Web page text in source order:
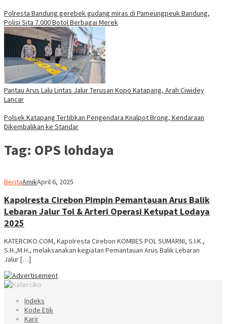
Polresta Bandung gerebek gudang miras di Pameungpeuk Bandung,
Polisi Sita 7.000 Botol Berbagai Merek
Pantau Arus Lalu Lintas Jalur Terusan Kopo Katapang, Arah Ciwidey
Lancar
Polsek Katapang Tertibkan Pengendara Knalpot Brong, Kendaraan
Dikembalikan ke Standar
Tag: OPS lohdaya
BeritaAmikApril 6, 2025
Kapolresta Cirebon Pimpin Pemantauan Arus Balik
Lebaran Jalur Tol & Arteri Operasi Ketupat Lodaya
2025
KATERCIKO.COM, Kapolresta Cirebon KOMBES POL SUMARNI, S.I.K.,
S.H.,M.H., melaksanakan kegiatan Pemantauan Arus Balik Lebaran
Jalur […]
Indeks
Kode Etik
Karir